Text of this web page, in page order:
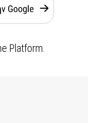
Platform.